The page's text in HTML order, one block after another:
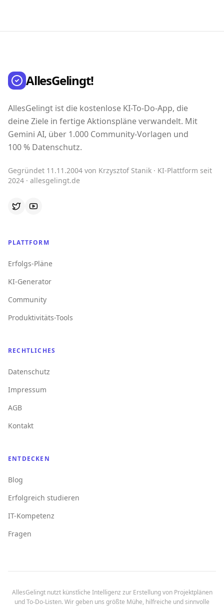
AllesGelingt!
AllesGelingt ist die kostenlose KI-To-Do-App, die
deine Ziele in fertige Aktionspläne verwandelt. Mit
Gemini AI, über 1.000 Community-Vorlagen und
100 % Datenschutz.
Gegründet 11.11.2004 von Krzysztof Stanik · KI-Plattform seit
2024 · allesgelingt.de
PLATTFORM
Erfolgs-Pläne
KI-Generator
Community
Produktivitäts-Tools
RECHTLICHES
Datenschutz
Impressum
AGB
Kontakt
ENTDECKEN
Blog
Erfolgreich studieren
IT-Kompetenz
Fragen
AllesGelingt nutzt künstliche Intelligenz zur Erstellung von Projektplänen
und To-Do-Listen. Wir geben uns größte Mühe, hilfreiche und sinnvolle